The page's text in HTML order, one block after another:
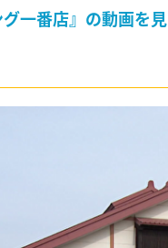
グ一番店』の動画を